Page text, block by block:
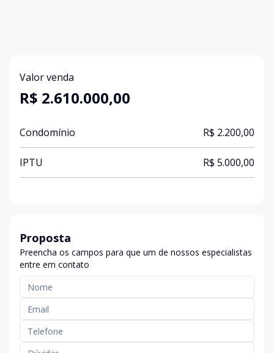
Valor venda
R$ 2.610.000,00
Condomínio R$ 2.200,00
IPTU R$ 5.000,00
Proposta
Preencha os campos para que um de nossos especialistas
entre em contato